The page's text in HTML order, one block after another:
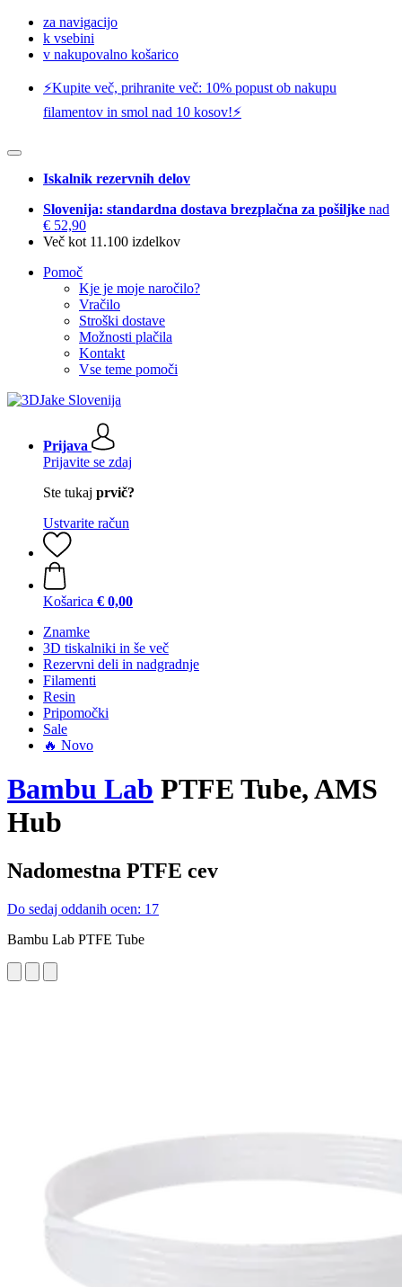
za navigacijo
k vsebini
v nakupovalno košarico
⚡️Kupite več, prihranite več: 10% popust ob nakupu
filamentov in smol nad 10 kosov!⚡️
Iskalnik rezervnih delov
Slovenija: standardna dostava brezplačna za pošiljke nad
€ 52,90
Več kot 11.100 izdelkov
Pomoč
Kje je moje naročilo?
Vračilo
Stroški dostave
Možnosti plačila
Kontakt
Vse teme pomoči
Prijava
Prijavite se zdaj
Ste tukaj prvič?
Ustvarite račun
Košarica € 0,00
Znamke
3D tiskalniki in še več
Rezervni deli in nadgradnje
Filamenti
Resin
Pripomočki
Sale
🔥 Novo
Bambu Lab PTFE Tube, AMS
Hub
Nadomestna PTFE cev
Do sedaj oddanih ocen: 17
Bambu Lab PTFE Tube